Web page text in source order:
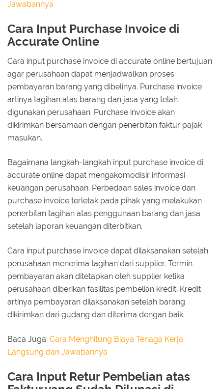
Jawabannya
Cara Input Purchase Invoice di
Accurate Online
Cara input purchase invoice di accurate online bertujuan
agar perusahaan dapat menjadwalkan proses
pembayaran barang yang dibelinya. Purchase invoice
artinya tagihan atas barang dan jasa yang telah
digunakan perusahaan. Purchase invoice akan
dikirimkan bersamaan dengan penerbitan faktur pajak
masukan.
Bagaimana langkah-langkah input purchase invoice di
accurate online dapat mengakomodisir informasi
keuangan perusahaan. Perbedaan sales invoice dan
purchase invoice terletak pada pihak yang melakukan
penerbitan tagihan atas penggunaan barang dan jasa
setelah laporan keuangan diterbitkan.
Cara input purchase invoice dapat dilaksanakan setelah
perusahaan menerima tagihan dari supplier. Termin
pembayaran akan ditetapkan oleh supplier ketika
perusahaan diberikan fasilitas pembelian kredit. Kredit
artinya pembayaran dilaksanakan setelah barang
dikirimkan dari gudang dan diterima dengan baik.
Baca Juga: Cara Menghitung Biaya Tenaga Kerja
Langsung dan Jawabannya
Cara Input Retur Pembelian atas